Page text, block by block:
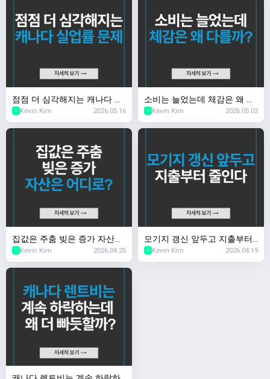
점점 더 심각해지는 캐나다 실
업률 문제
2 Kevin Kim 2026.05.16
소비는 늘었는데 체감은 왜 다
를까?
2 Kevin Kim 2026.05.02
집값은 주춤 빚은 증가 자산은
어디로?
2 Kevin Kim 2026.04.25
모기지 갱신 앞두고 지출부터
줄인다
2 Kevin Kim 2026.04.19